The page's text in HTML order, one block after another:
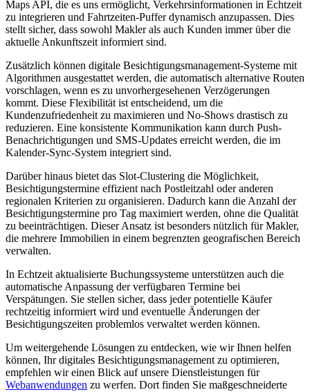
Maps API, die es uns ermöglicht, Verkehrsinformationen in Echtzeit
zu integrieren und Fahrtzeiten-Puffer dynamisch anzupassen. Dies
stellt sicher, dass sowohl Makler als auch Kunden immer über die
aktuelle Ankunftszeit informiert sind.
Zusätzlich können digitale Besichtigungsmanagement-Systeme mit
Algorithmen ausgestattet werden, die automatisch alternative Routen
vorschlagen, wenn es zu unvorhergesehenen Verzögerungen
kommt. Diese Flexibilität ist entscheidend, um die
Kundenzufriedenheit zu maximieren und No-Shows drastisch zu
reduzieren. Eine konsistente Kommunikation kann durch Push-
Benachrichtigungen und SMS-Updates erreicht werden, die im
Kalender-Sync-System integriert sind.
Darüber hinaus bietet das Slot-Clustering die Möglichkeit,
Besichtigungstermine effizient nach Postleitzahl oder anderen
regionalen Kriterien zu organisieren. Dadurch kann die Anzahl der
Besichtigungstermine pro Tag maximiert werden, ohne die Qualität
zu beeinträchtigen. Dieser Ansatz ist besonders nützlich für Makler,
die mehrere Immobilien in einem begrenzten geografischen Bereich
verwalten.
In Echtzeit aktualisierte Buchungssysteme unterstützen auch die
automatische Anpassung der verfügbaren Termine bei
Verspätungen. Sie stellen sicher, dass jeder potentielle Käufer
rechtzeitig informiert wird und eventuelle Änderungen der
Besichtigungszeiten problemlos verwaltet werden können.
Um weitergehende Lösungen zu entdecken, wie wir Ihnen helfen
können, Ihr digitales Besichtigungsmanagement zu optimieren,
empfehlen wir einen Blick auf unsere Dienstleistungen für
Webanwendungen zu werfen. Dort finden Sie maßgeschneiderte